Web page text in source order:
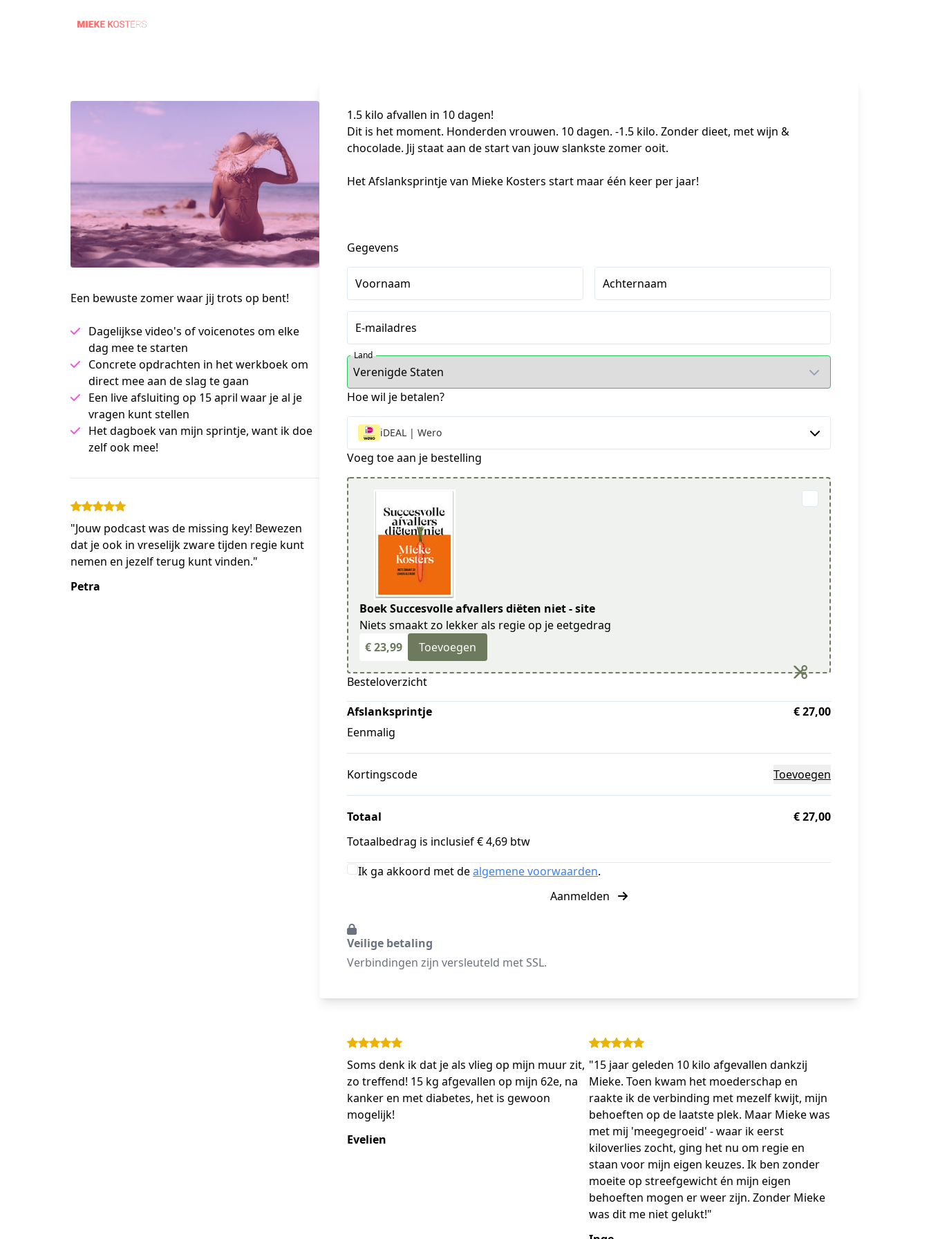
Een bewuste zomer waar jij trots op bent!
Dagelijkse video's of voicenotes om elke
dag mee te starten
Concrete opdrachten in het werkboek om
direct mee aan de slag te gaan
Een live afsluiting op 15 april waar je al je
vragen kunt stellen
Het dagboek van mijn sprintje, want ik doe
zelf ook mee!
"Jouw podcast was de missing key! Bewezen
dat je ook in vreselijk zware tijden regie kunt
nemen en jezelf terug kunt vinden."
Petra
1.5 kilo afvallen in 10 dagen!
Dit is het moment. Honderden vrouwen. 10 dagen. -1.5 kilo. Zonder dieet, met wijn &
chocolade. Jij staat aan de start van jouw slankste zomer ooit.
Het Afslanksprintje van Mieke Kosters start maar één keer per jaar!
Gegevens
Voornaam Achternaam
E-mailadres
Land
Hoe wil je betalen?
iDEAL | Wero
Voeg toe aan je bestelling
Boek Succesvolle afvallers diëten niet - site
Niets smaakt zo lekker als regie op je eetgedrag
€ 23,99
Toevoegen
Besteloverzicht
Afslanksprintje
Eenmalig
€ 27,00
Kortingscode Toevoegen
Totaal
€ 27,00
Totaalbedrag is inclusief € 4,69 btw
Ik ga akkoord met dealgemene voorwaarden.
Aanmelden
Veilige betaling
Verbindingen zijn versleuteld met SSL.
Soms denk ik dat je als vlieg op mijn muur zit,
zo treffend! 15 kg afgevallen op mijn 62e, na
kanker en met diabetes, het is gewoon
mogelijk!
Evelien
"15 jaar geleden 10 kilo afgevallen dankzij
Mieke. Toen kwam het moederschap en
raakte ik de verbinding met mezelf kwijt, mijn
behoeften op de laatste plek. Maar Mieke was
met mij 'meegegroeid' - waar ik eerst
kiloverlies zocht, ging het nu om regie en
staan voor mijn eigen keuzes. Ik ben zonder
moeite op streefgewicht én mijn eigen
behoeften mogen er weer zijn. Zonder Mieke
was dit me niet gelukt!"